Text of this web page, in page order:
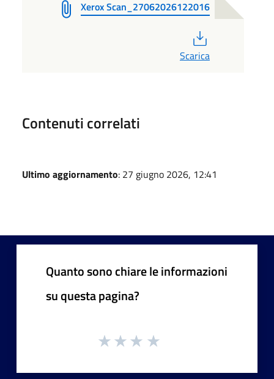
Xerox Scan_27062026122016
Scarica
Contenuti correlati
Ultimo aggiornamento: 27 giugno 2026, 12:41
Quanto sono chiare le informazioni
su questa pagina?